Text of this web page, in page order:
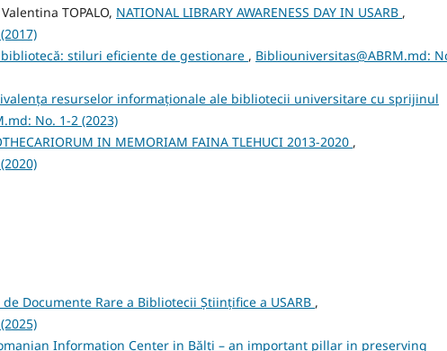
TOPALO, NATIONAL LIBRARY AWARENESS DAY IN USARB ,
stiluri eficiente de gestionare , Bibliouniversitas@ABRM.md:
resurselor informaționale ale bibliotecii universitare cu sprijinul
No. 1-2 (2023)
IN MEMORIAM FAINA TLEHUCI 2013-2020 ,
Documente Rare a Bibliotecii Științifice a USARB ,
Information Center in Bălți – an important pillar in preserving